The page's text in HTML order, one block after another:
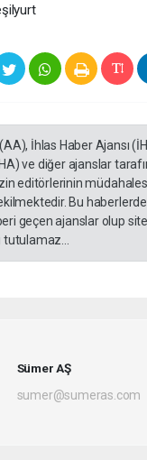
İhlas Haber Ajansı
ve diğer ajanslar
editörlerinin
Bu
geçen ajanslar olup
Sümer AŞ
sumer@sumeras.com